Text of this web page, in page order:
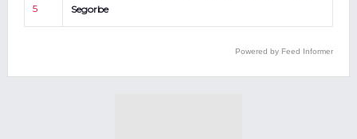
5
Segorbe
Powered by Feed Informer